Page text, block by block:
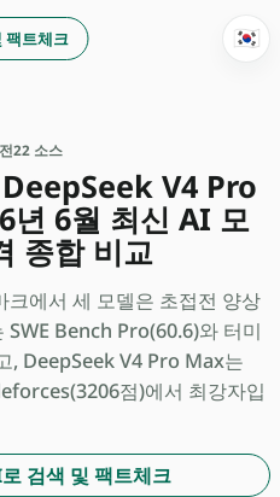
팩트체크 🇰🇷
22 소스
V4 Pro
6월 최신 AI 모
종합 비교
에서 세 모델은 초접전 양상
Bench Pro(60.6)와 터미
, DeepSeek V4 Pro Max는
점)에서 최강자입
검색 및 팩트체크